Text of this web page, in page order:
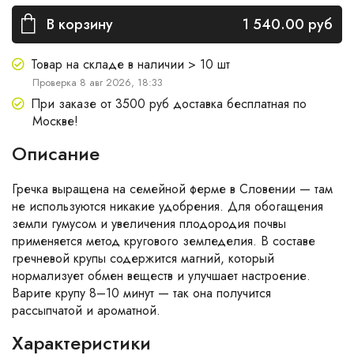
В корзину 1 540.00 руб
Товар на складе в наличии > 10 шт
Проверка 8 авг 2026, 18:33
При заказе от 3500 руб доставка бесплатная по
Москве!
Описание
Гречка выращена на семейной ферме в Словении — там
не используются никакие удобрения. Для обогащения
земли гумусом и увеличения плодородия почвы
применяется метод кругового земледелия. В составе
гречневой крупы содержится магний, который
нормализует обмен веществ и улучшает настроение.
Варите крупу 8–10 минут — так она получится
рассыпчатой и ароматной.
Характеристики